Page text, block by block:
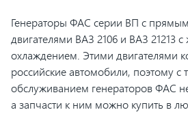
Генераторы ФАС серии ВП с
двигателями ВАЗ 2106 и ВАЗ 21213
охлаждением. Этими двигателями
российские автомобили, поэтому с
обслуживанием генераторов ФАС
а запчасти к ним можно купить в